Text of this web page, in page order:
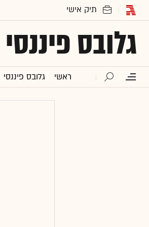
גלובס פיננסי
ראשי גלובס פיננסי